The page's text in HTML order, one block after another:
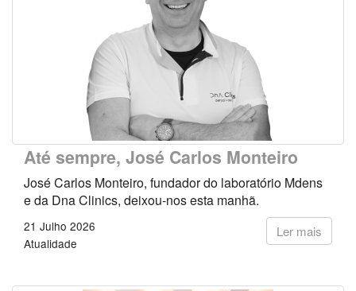
Até sempre, José Carlos Monteiro
José Carlos Monteiro, fundador do laboratório Mdens
e da Dna Clinics, deixou-nos esta manhã.
Ler mais
21 Julho 2026
Atualidade